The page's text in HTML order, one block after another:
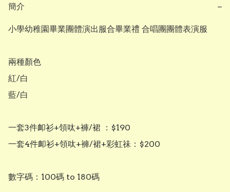
簡介 −
小學幼稚園畢業團體演出服合畢業禮 合唱團團體表演服
兩種顏色
紅/白
藍/白
一套3件卹衫+領呔+褲/裙 ：$190
一套4件卹衫+領呔+褲/裙+彩虹祙：$200
數字碼：100碼 to 180碼